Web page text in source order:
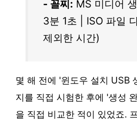
- 꼴찌: MS 미디어
3분 1초 | ISO 파일
제외한 시간)
몇 해 전에 '윈도우 설치 USB
지를 직접 시험한 후에 '생성
을 직접 비교한 적이 있었죠.